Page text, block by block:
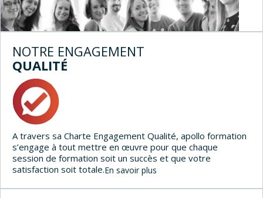
NOTRE ENGAGEMENT
QUALITÉ
A travers sa Charte Engagement Qualité, apollo formation
s’engage à tout mettre en œuvre pour que chaque
session de formation soit un succès et que votre
satisfaction soit totale.En savoir plus